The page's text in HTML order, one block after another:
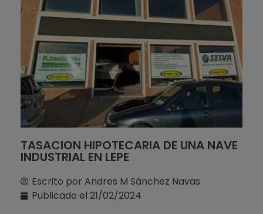
TASACION HIPOTECARIA DE UNA NAVE
INDUSTRIAL EN LEPE
Escrito por Andres M Sánchez Navas
Publicado el 21/02/2024